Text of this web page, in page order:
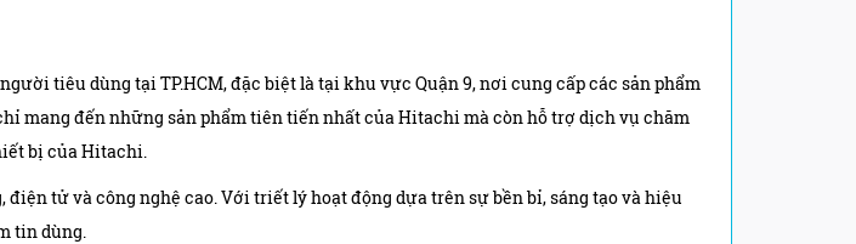
tiêu dùng tại TP.HCM, đặc biệt là tại khu vực Quận 9, nơi cung cấp các sản phẩm
mang đến những sản phẩm tiên tiến nhất của Hitachi mà còn hỗ trợ dịch vụ chăm
bị của Hitachi.
tử và công nghệ cao. Với triết lý hoạt động dựa trên sự bền bỉ, sáng tạo và hiệu
tin dùng.